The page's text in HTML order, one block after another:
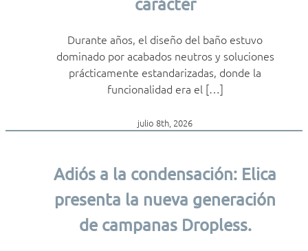
Durante años, el diseño del baño estuvo
dominado por acabados neutros y soluciones
prácticamente estandarizadas, donde la
funcionalidad era el […]
julio 8th, 2026
Adiós a la condensación: Elica
presenta la nueva generación
de campanas Dropless.